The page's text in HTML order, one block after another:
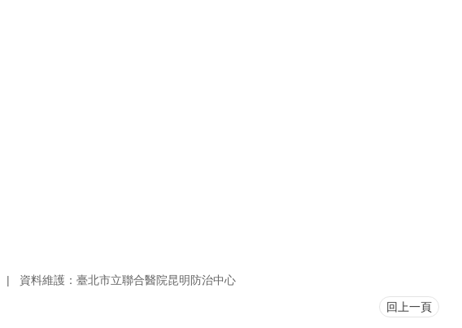
資料維護：臺北市立聯合醫院昆明防治中心
回上一頁